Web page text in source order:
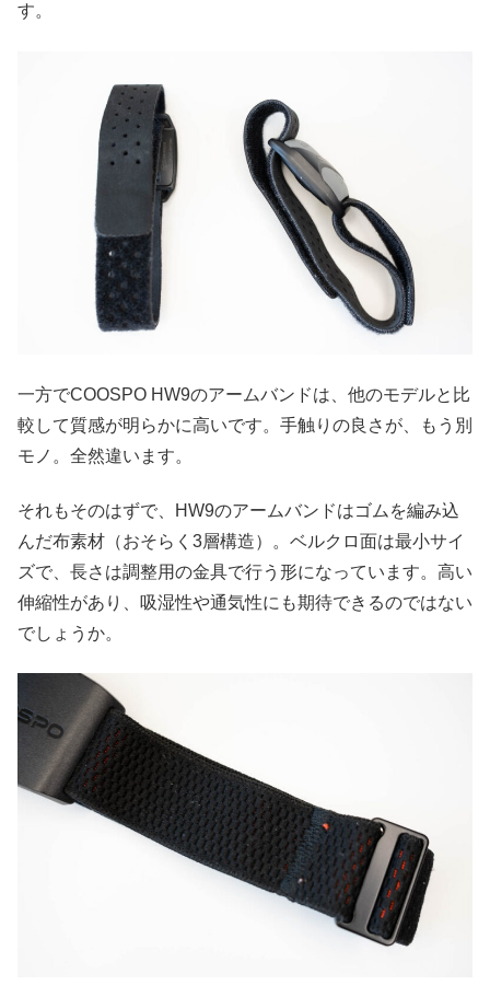
す。
一方でCOOSPO HW9のアームバンドは、他のモデルと比
較して質感が明らかに高いです。手触りの良さが、もう別
モノ。全然違います。
それもそのはずで、HW9のアームバンドはゴムを編み込
んだ布素材（おそらく3層構造）。ベルクロ面は最小サイ
ズで、長さは調整用の金具で行う形になっています。高い
伸縮性があり、吸湿性や通気性にも期待できるのではない
でしょうか。